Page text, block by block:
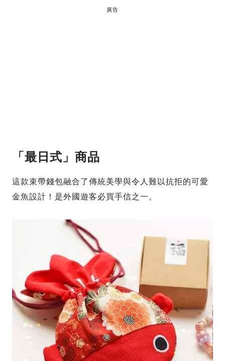
廣告
「最日式」商品
這款束帶錢包融合了傳統美學與令人難以抗拒的可愛
金魚設計！是外國遊客必買手信之一。